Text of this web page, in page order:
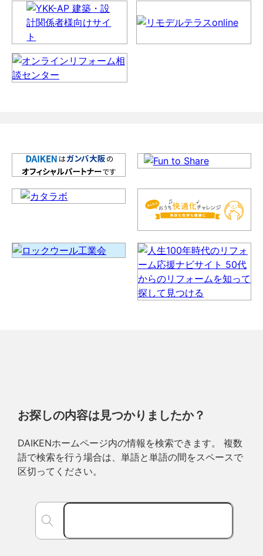
お探しの内容は見つかりましたか？
DAIKENホームページ内の情報を検索できます。 複数
語で検索を行う場合は、単語と単語の間をスペースで
区切ってください。